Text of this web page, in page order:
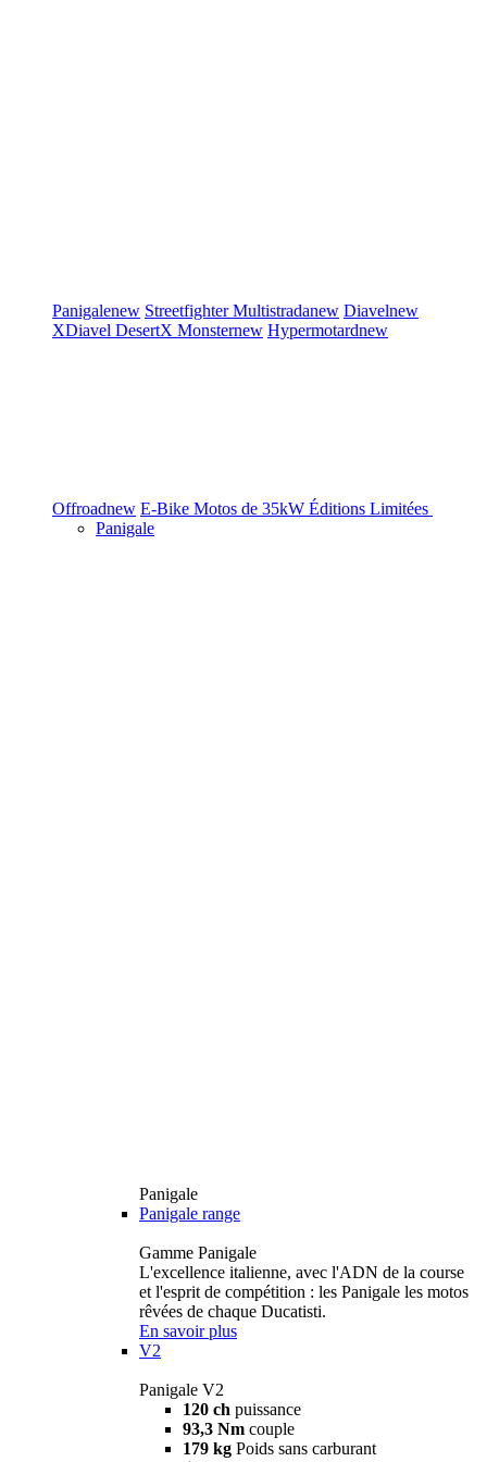
Panigalenew StreetfighterMultistradanew Diavelnew
XDiavel DesertX Monsternew Hypermotardnew
Offroadnew E-Bike Motos de 35kW Éditions Limitées
Panigale
Panigale
Panigale range
Gamme Panigale
L'excellence italienne, avec l'ADN de la course
et l'esprit de compétition : les Panigale les motos
rêvées de chaque Ducatisti.
En savoir plus
V2
Panigale V2
120 ch puissance
93,3 Nm couple
179 kg Poids sans carburant